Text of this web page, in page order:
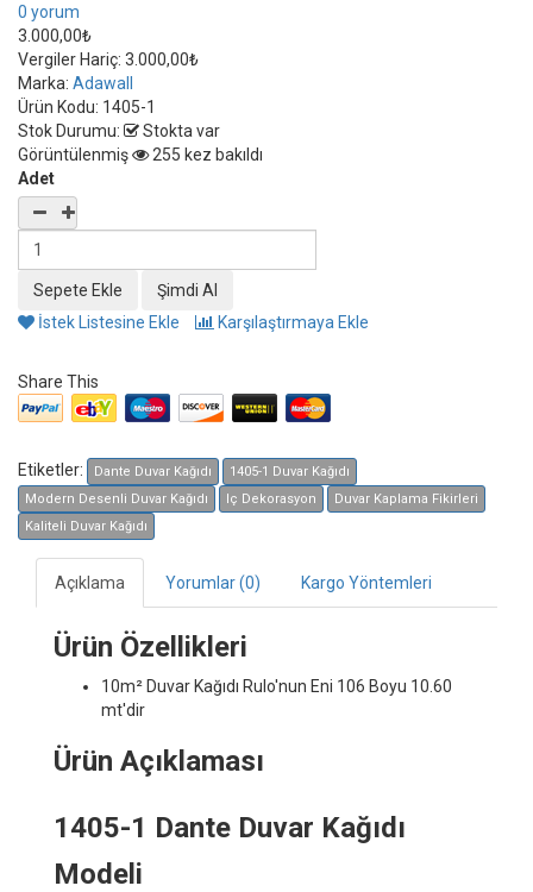
0 yorum
3.000,00₺
Vergiler Hariç: 3.000,00₺
Marka: Adawall
Ürün Kodu: 1405-1
Stok Durumu:
Stokta var
Görüntülenmiş
255 kez bakıldı
Adet
İstek Listesine Ekle Karşılaştırmaya Ekle
Share This
Etiketler: Dante Duvar Kağıdı
1405-1 Duvar Kağıdı
Modern Desenli Duvar Kağıdı
Iç Dekorasyon
Duvar Kaplama Fikirleri
Kaliteli Duvar Kağıdı
Açıklama Yorumlar (0) Kargo Yöntemleri
Ürün Özellikleri
10m² Duvar Kağıdı Rulo'nun Eni 106 Boyu 10.60
mt'dir
Ürün Açıklaması
1405-1 Dante Duvar Kağıdı
Modeli